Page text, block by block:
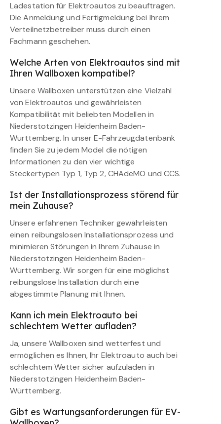
Ladestation für Elektroautos zu beauftragen.
Die Anmeldung und Fertigmeldung bei Ihrem
Verteilnetzbetreiber muss durch einen
Fachmann geschehen.
Welche Arten von Elektroautos sind mit
Ihren Wallboxen kompatibel?
Unsere Wallboxen unterstützen eine Vielzahl
von Elektroautos und gewährleisten
Kompatibilität mit beliebten Modellen in
Niederstotzingen Heidenheim Baden-
Württemberg. In unser E-Fahrzeugdatenbank
finden Sie zu jedem Model die nötigen
Informationen zu den vier wichtige
Steckertypen Typ 1, Typ 2, CHAdeMO und CCS.
Ist der Installationsprozess störend für
mein Zuhause?
Unsere erfahrenen Techniker gewährleisten
einen reibungslosen Installationsprozess und
minimieren Störungen in Ihrem Zuhause in
Niederstotzingen Heidenheim Baden-
Württemberg. Wir sorgen für eine möglichst
reibungslose Installation durch eine
abgestimmte Planung mit Ihnen.
Kann ich mein Elektroauto bei
schlechtem Wetter aufladen?
Ja, unsere Wallboxen sind wetterfest und
ermöglichen es Ihnen, Ihr Elektroauto auch bei
schlechtem Wetter sicher aufzuladen in
Niederstotzingen Heidenheim Baden-
Württemberg.
Gibt es Wartungsanforderungen für EV-